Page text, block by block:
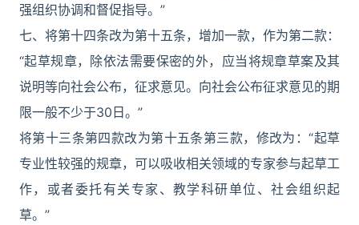
强组织协调和督促指导。”
七、将第十四条改为第十五条，增加一款，作为第二款：
“起草规章，除依法需要保密的外，应当将规章草案及其
说明等向社会公布，征求意见。向社会公布征求意见的期
限一般不少于30日。”
将第十三条第四款改为第十五条第三款，修改为：“起草
专业性较强的规章，可以吸收相关领域的专家参与起草工
作，或者委托有关专家、教学科研单位、社会组织起
草。”